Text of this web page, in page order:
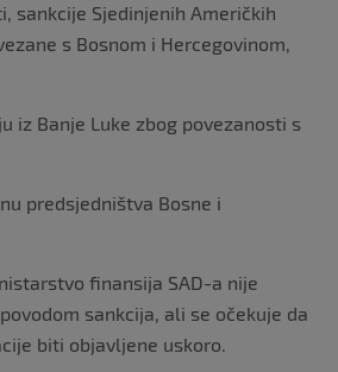
sankcije Sjedinjenih Američkih
s Bosnom i Hercegovinom,
iz Banje Luke zbog povezanosti s
predsjedništva Bosne i
finansija SAD-a nije
sankcija, ali se očekuje da
biti objavljene uskoro.